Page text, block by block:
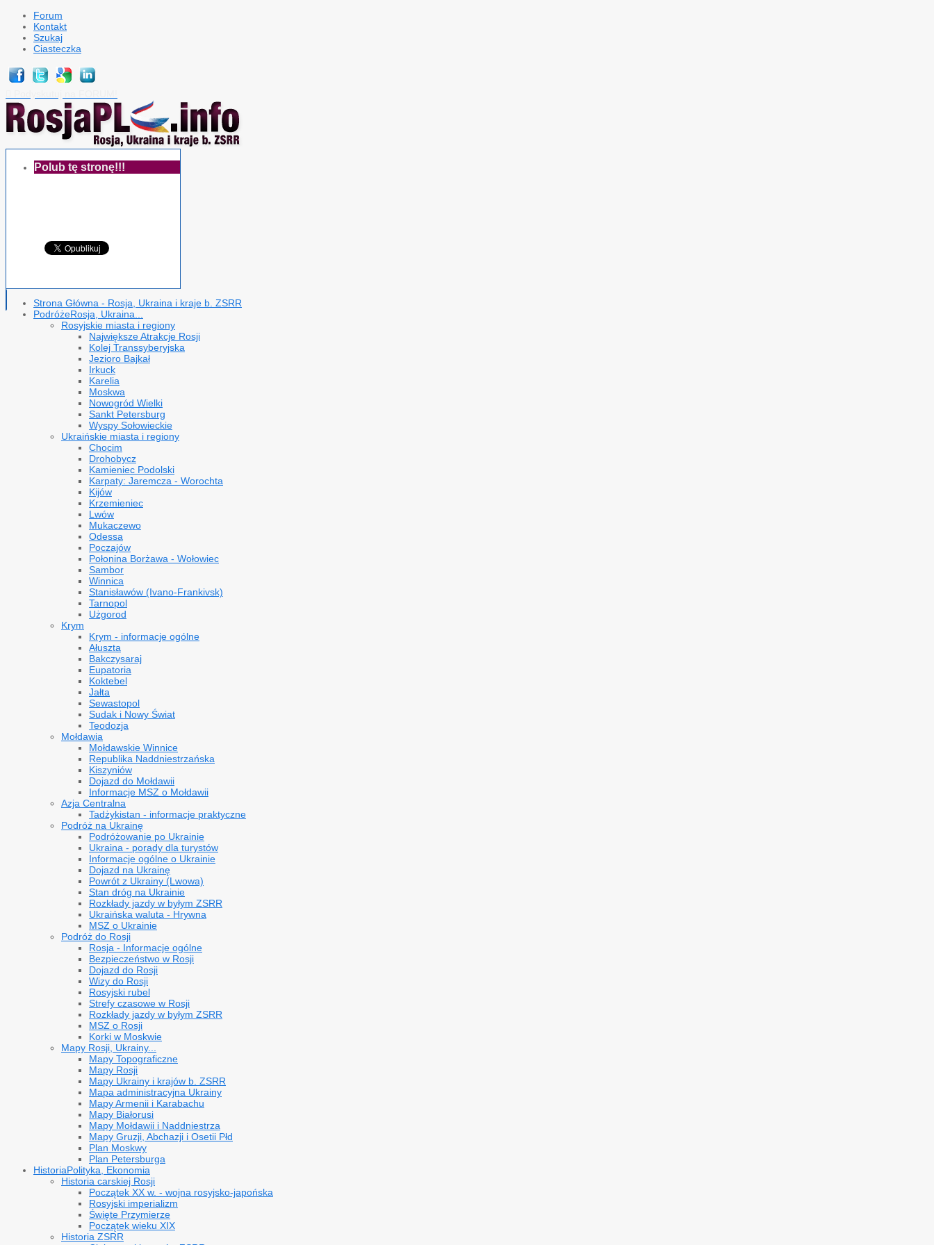
Forum
Kontakt
Szukaj
Ciasteczka
Polub tę stronę!!!
Strona Główna - Rosja, Ukraina i kraje b. ZSRR
PodróżeRosja, Ukraina...
Rosyjskie miasta i regiony
Największe Atrakcje Rosji
Kolej Transsyberyjska
Jezioro Bajkał
Irkuck
Karelia
Moskwa
Nowogród Wielki
Sankt Petersburg
Wyspy Sołowieckie
Ukraińskie miasta i regiony
Chocim
Drohobycz
Kamieniec Podolski
Karpaty: Jaremcza - Worochta
Kijów
Krzemieniec
Lwów
Mukaczewo
Odessa
Poczajów
Połonina Borżawa - Wołowiec
Sambor
Winnica
Stanisławów (Ivano-Frankivsk)
Tarnopol
Użgorod
Krym
Krym - informacje ogólne
Ałuszta
Bakczysaraj
Eupatoria
Koktebel
Jałta
Sewastopol
Sudak i Nowy Świat
Teodozja
Mołdawia
Mołdawskie Winnice
Republika Naddniestrzańska
Kiszyniów
Dojazd do Mołdawii
Informacje MSZ o Mołdawii
Azja Centralna
Tadżykistan - informacje praktyczne
Podróż na Ukrainę
Podróżowanie po Ukrainie
Ukraina - porady dla turystów
Informacje ogólne o Ukrainie
Dojazd na Ukrainę
Powrót z Ukrainy (Lwowa)
Stan dróg na Ukrainie
Rozkłady jazdy w byłym ZSRR
Ukraińska waluta - Hrywna
MSZ o Ukrainie
Podróż do Rosji
Rosja - Informacje ogólne
Bezpieczeństwo w Rosji
Dojazd do Rosji
Wizy do Rosji
Rosyjski rubel
Strefy czasowe w Rosji
Rozkłady jazdy w byłym ZSRR
MSZ o Rosji
Korki w Moskwie
Mapy Rosji, Ukrainy...
Mapy Topograficzne
Mapy Rosji
Mapy Ukrainy i krajów b. ZSRR
Mapa administracyjna Ukrainy
Mapy Armenii i Karabachu
Mapy Białorusi
Mapy Mołdawii i Naddniestrza
Mapy Gruzji, Abchazji i Osetii Płd
Plan Moskwy
Plan Petersburga
HistoriaPolityka, Ekonomia
Historia carskiej Rosji
Początek XX w. - wojna rosyjsko-japońska
Rosyjski imperializm
Święte Przymierze
Początek wieku XIX
Historia ZSRR